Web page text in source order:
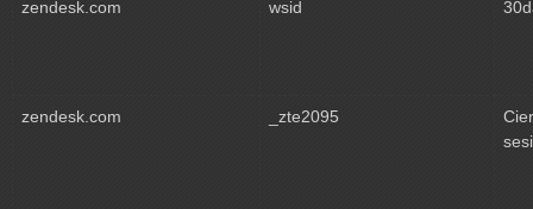
zendesk.com wsid
zendesk.com _zte2095